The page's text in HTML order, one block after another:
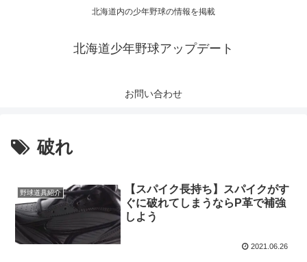
北海道内の少年野球の情報を掲載
北海道少年野球アップデート
お問い合わせ
破れ
野球道具紹介
【スパイク長持ち】スパイクがす
ぐに破れてしまうならP革で補強
しよう
2021.06.26